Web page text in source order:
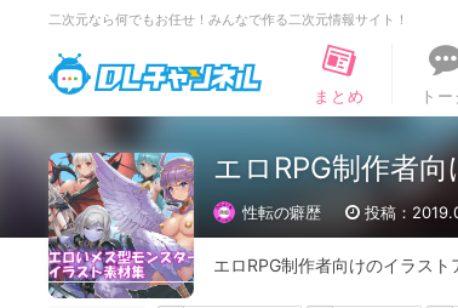
二次元なら何でもお任せ！みんなで作る二次元情報サイト！
DLチャンネル
まとめ
トー
エロRPG制作者
性転の癖歴 投稿：
エロRPG制作者向けのイラス